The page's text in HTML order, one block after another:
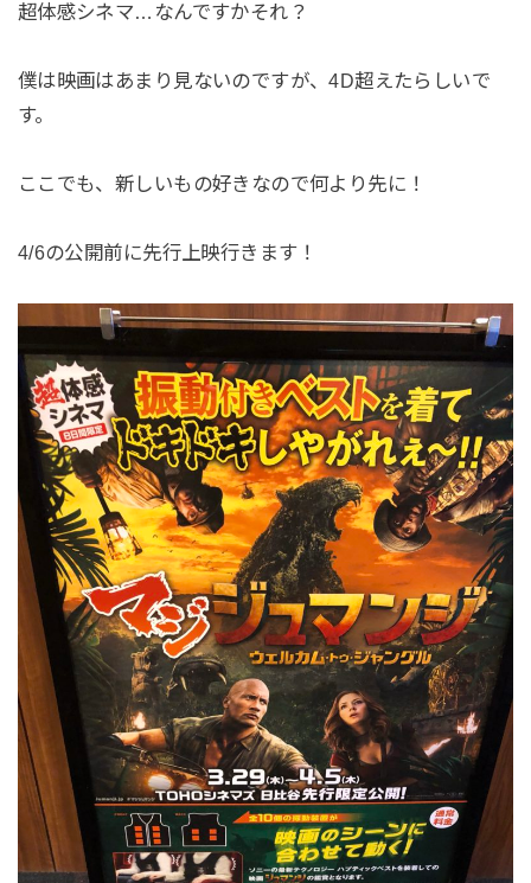
超体感シネマ…なんですかそれ？
僕は映画はあまり見ないのですが、4D超えたらしいで
す。
ここでも、新しいもの好きなので何より先に！
4/6の公開前に先行上映行きます！